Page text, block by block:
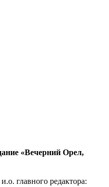
«Вечерний Орел,
главного редактора: